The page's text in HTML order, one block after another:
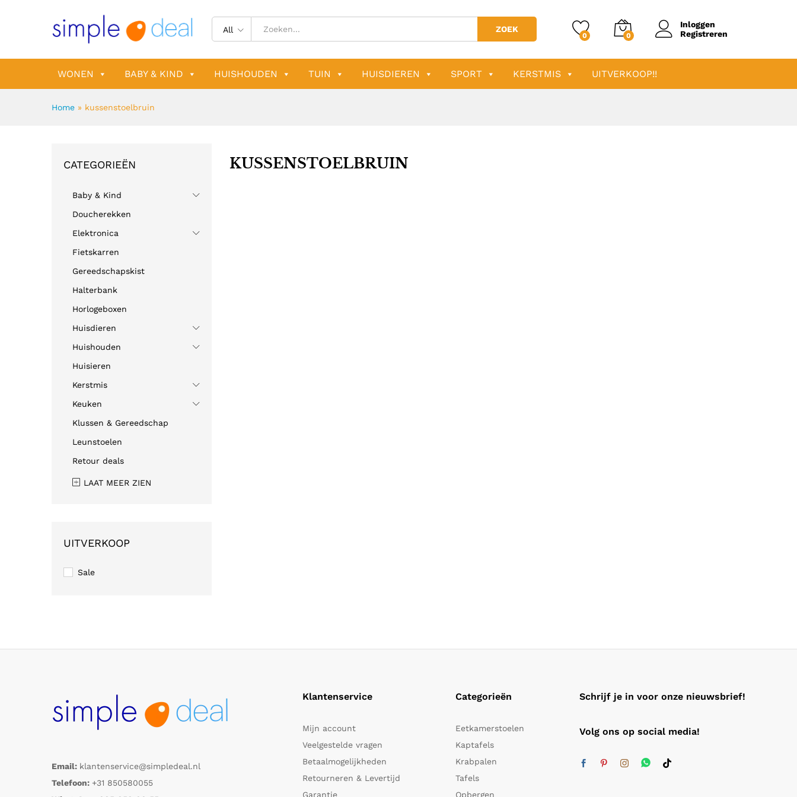
All ZOEK
0 0
Inloggen
Registreren
WONEN BABY & KIND HUISHOUDEN TUIN HUISDIEREN SPORT KERSTMIS UITVERKOOP!!
Home » kussenstoelbruin
KUSSENSTOELBRUIN
CATEGORIEËN
Baby & Kind
Doucherekken
Elektronica
Fietskarren
Gereedschapskist
Halterbank
Horlogeboxen
Huisdieren
Huishouden
Huisieren
Kerstmis
Keuken
Klussen & Gereedschap
Leunstoelen
Retour deals
LAAT MEER ZIEN
UITVERKOOP
Sale
Email: klantenservice@simpledeal.nl
Telefoon: +31 850580055
Klantenservice
Mijn account
Veelgestelde vragen
Betaalmogelijkheden
Retourneren & Levertijd
Garantie
Categorieën
Eetkamerstoelen
Kaptafels
Krabpalen
Tafels
Opbergen
Schrijf je in voor onze nieuwsbrief!
Volg ons op social media!